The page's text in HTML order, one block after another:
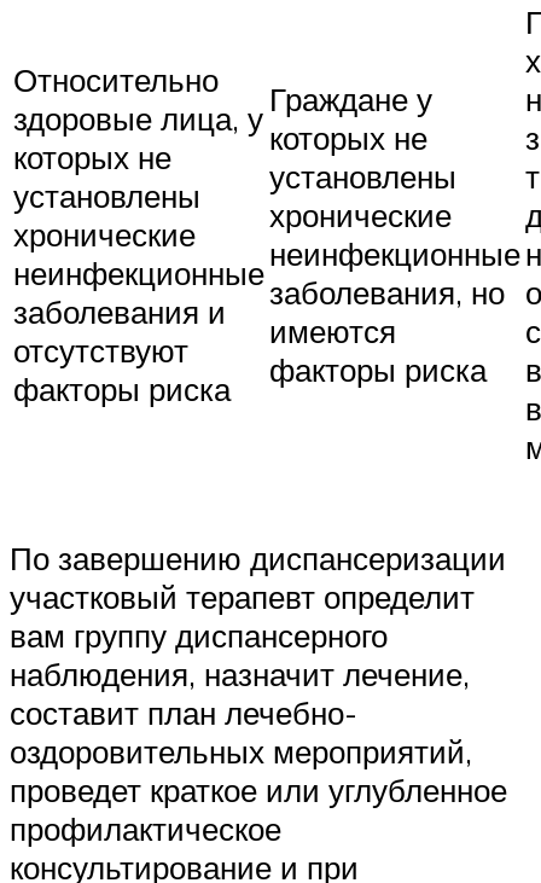
Относительно
здоровые лица, у
которых не
установлены
хронические
неинфекционные
заболевания и
отсутствуют
факторы риска
Граждане у
которых не
установлены
хронические
неинфекционные
заболевания, но
имеются
факторы риска
По завершению диспансеризации
участковый терапевт определит
вам группу диспансерного
наблюдения, назначит лечение,
составит план лечебно-
оздоровительных мероприятий,
проведет краткое или углубленное
профилактическое
консультирование и при